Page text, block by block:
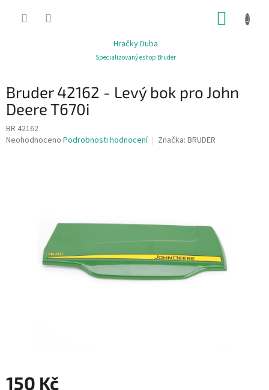
Hračky Duba
Specializovaný eshop Bruder
Bruder 42162 - Levý bok pro John
Deere T670i
BR 42162
Průměrné
Neohodnoceno Podrobnosti hodnocení Značka: BRUDER
150 Kč